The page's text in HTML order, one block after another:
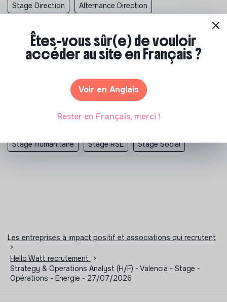
Stage Direction Alternance Direction
Alternance Opérations Emploi Opérations
Alternance Transaction Services
Stage Humanitaire Stage RSE Stage Social
Les entreprises à impact positif et associations qui recrutent
>
Hello Watt recrutement
>
Strategy & Operations Analyst (H/F) - Valencia - Stage -
Opérations - Energie - 27/07/2026
Êtes-vous sûr(e) de vouloir
accéder au site en Français ?
Voir en Anglais
Rester en Français, merci !